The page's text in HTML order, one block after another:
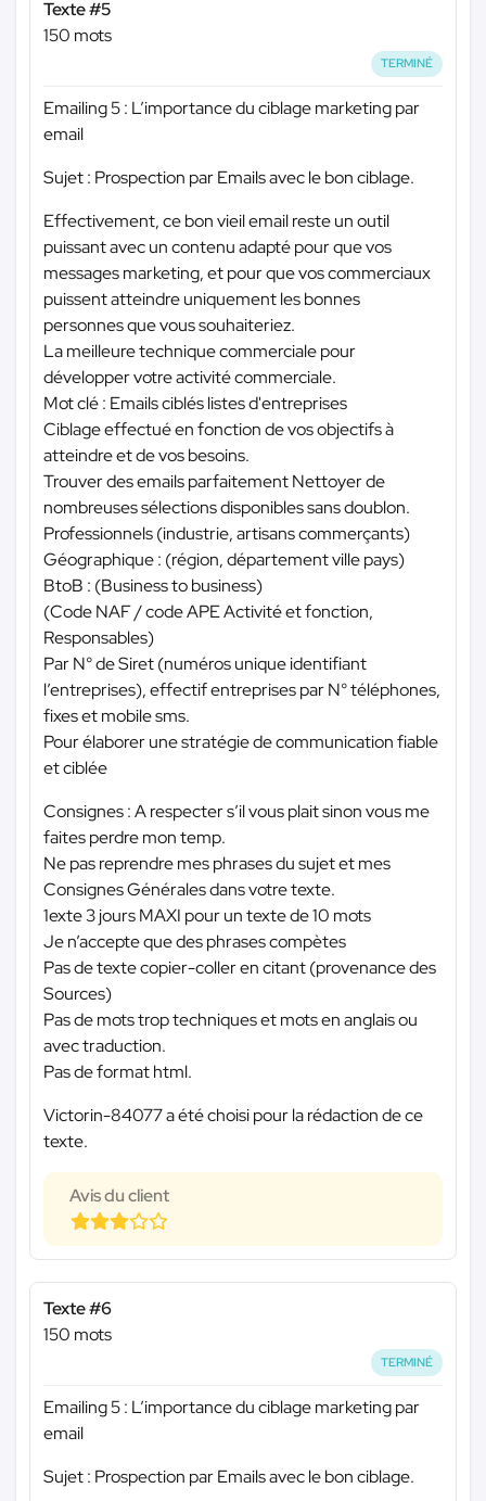
Texte #5
150 mots
TERMINÉ
Emailing 5 : L’importance du ciblage marketing par
email
Sujet : Prospection par Emails avec le bon ciblage.
Effectivement, ce bon vieil email reste un outil
puissant avec un contenu adapté pour que vos
messages marketing, et pour que vos commerciaux
puissent atteindre uniquement les bonnes
personnes que vous souhaiteriez.
La meilleure technique commerciale pour
développer votre activité commerciale.
Mot clé : Emails ciblés listes d'entreprises
Ciblage effectué en fonction de vos objectifs à
atteindre et de vos besoins.
Trouver des emails parfaitement Nettoyer de
nombreuses sélections disponibles sans doublon.
Professionnels (industrie, artisans commerçants)
Géographique : (région, département ville pays)
BtoB : (Business to business)
(Code NAF / code APE Activité et fonction,
Responsables)
Par N° de Siret (numéros unique identifiant
l’entreprises), effectif entreprises par N° téléphones,
fixes et mobile sms.
Pour élaborer une stratégie de communication fiable
et ciblée
Consignes : A respecter s’il vous plait sinon vous me
faites perdre mon temp.
Ne pas reprendre mes phrases du sujet et mes
Consignes Générales dans votre texte.
1exte 3 jours MAXI pour un texte de 10 mots
Je n’accepte que des phrases compètes
Pas de texte copier-coller en citant (provenance des
Sources)
Pas de mots trop techniques et mots en anglais ou
avec traduction.
Pas de format html.
Victorin-84077 a été choisi pour la rédaction de ce
texte.
Avis du client
Texte #6
150 mots
TERMINÉ
Emailing 5 : L’importance du ciblage marketing par
email
Sujet : Prospection par Emails avec le bon ciblage.